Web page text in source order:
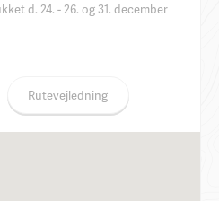
d. 24. - 26. og 31. december
Rutevejledning